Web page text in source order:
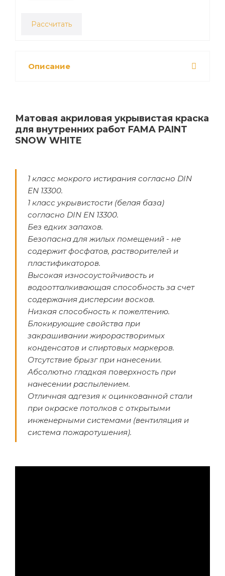
Рассчитать
Описание
Матовая акриловая укрывистая краска
для внутренних работ FAMA PAINT
SNOW WHITE
1 класс мокрого истирания согласно DIN
EN 13300.
1 класс укрывистости (белая база)
согласно DIN EN 13300.
Без едких запахов.
Безопасна для жилых помещений - не
содержит фосфатов, растворителей и
пластификаторов.
Высокая износоустойчивость и
водоотталкивающая способность за счет
содержания дисперсии восков.
Низкая способность к пожелтению.
Блокирующие свойства при
закрашивании жирорастворимых
конденсатов и спиртовых маркеров.
Отсутствие брызг при нанесении.
Абсолютно гладкая поверхность при
нанесении распылением.
Отличная адгезия к оцинкованной стали
при окраске потолков с открытыми
инженерными системами (вентиляция и
система пожаротушения).